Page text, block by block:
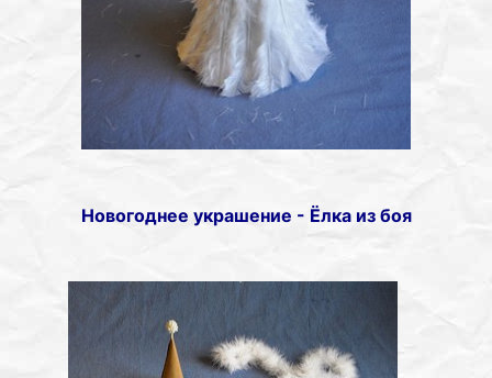
Новогоднее украшение - Ёлка из боя